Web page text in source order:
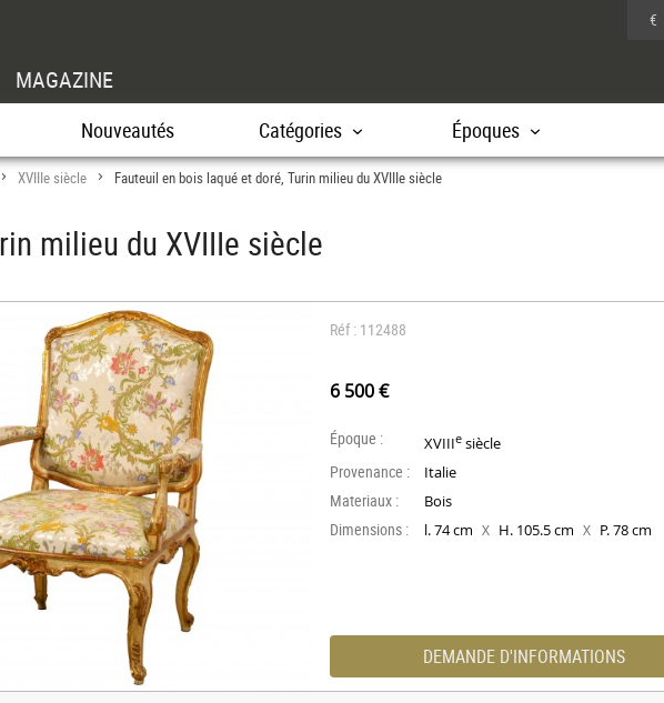
€
MAGAZINE
Nouveautés Catégories Époques
XVIIIe siècle > Fauteuil en bois laqué et doré, Turin milieu du XVIIIe siècle
milieu du XVIIIe siècle
Réf : 112488
6 500 €
Époque : XVIIIe siècle
Provenance : Italie
Materiaux : Bois
Dimensions : l. 74 cm X H. 105.5 cm X P. 78 cm
DEMANDE D'INFORMATIONS